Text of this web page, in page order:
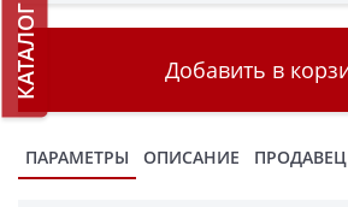
КАТАЛОГ Добавить в
ПАРАМЕТРЫ ОПИСАНИЕ ПРОДАВЕЦ